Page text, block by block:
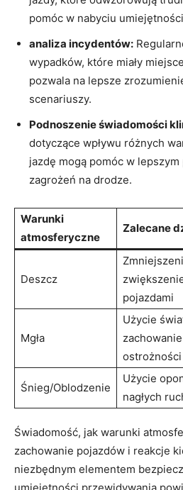
pomóc w ​nabyciu
analiza incydentów:
wypadków, które ⁤miały
pozwala⁤ na lepsze
scenariuszy.
Podnoszenie świadomości⁣
⁤dotyczące ‍wpływu różnych
jazdę ⁤mogą pomóc w
zagrożeń‍ na drodze.
Warunki
atmosferyczne
Zalecane
Deszcz
pojazdami
Mgła
Użycie
ostrożności
Śnieg/Oblodzenie
Użycie​
nagłych
Świadomość, jak warunki
zachowanie pojazdów ⁣i reakcje
niezbędnym elementem
umiejętności ​przewidywania